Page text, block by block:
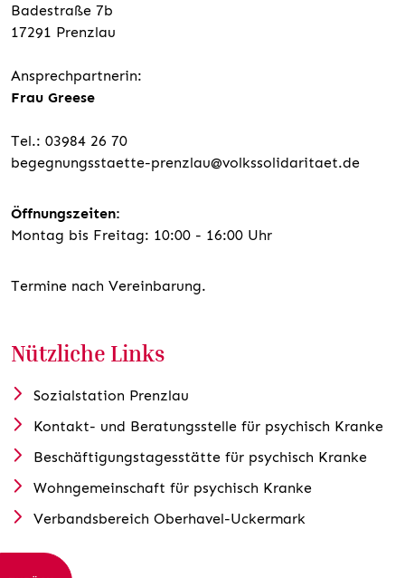
Badestraße 7b
17291 Prenzlau
Ansprechpartnerin:
Frau Greese
Tel.: 03984 26 70
begegnungsstaette-prenzlau@volkssolidaritaet.de
Öffnungszeiten:
Montag bis Freitag: 10:00 - 16:00 Uhr
Termine nach Vereinbarung.
Nützliche Links
Sozialstation Prenzlau
Kontakt- und Beratungsstelle für psychisch Kranke
Beschäftigungstagesstätte für psychisch Kranke
Wohngemeinschaft für psychisch Kranke
Verbandsbereich Oberhavel-Uckermark